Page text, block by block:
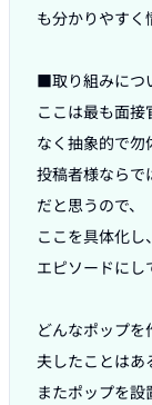
も分かりやすく
■取り組みにつ
ここは最も面
なく抽象的で勿
投稿者様ならで
だと思うので、
ここを具体化
エピソードに
どんなポップ
夫したことはあ
またポップを